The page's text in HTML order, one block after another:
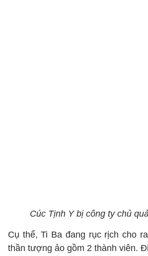
Cúc Tịnh Y bị công ty chủ
Cụ thể, Ti Ba đang rục rịch cho
thần tượng ảo gồm 2 thành viên.